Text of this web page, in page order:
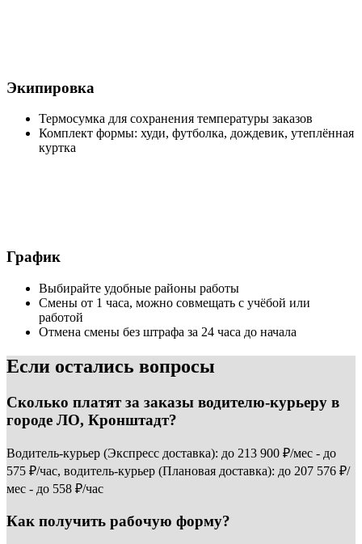
Экипировка
Термосумка для сохранения температуры заказов
Комплект формы: худи, футболка, дождевик, утеплённая
куртка
График
Выбирайте удобные районы работы
Смены от 1 часа, можно совмещать с учёбой или
работой
Отмена смены без штрафа за 24 часа до начала
Если остались вопросы
Сколько платят за заказы водителю-курьеру в
городе ЛО, Кронштадт?
Водитель-курьер (Экспресс доставка): до 213 900 ₽/мес - до
575 ₽/час, водитель-курьер (Плановая доставка): до 207 576 ₽/
мес - до 558 ₽/час
Как получить рабочую форму?